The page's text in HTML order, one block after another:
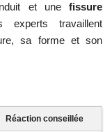
et unefissure
travaillent
sa forme et son
Réaction conseillée